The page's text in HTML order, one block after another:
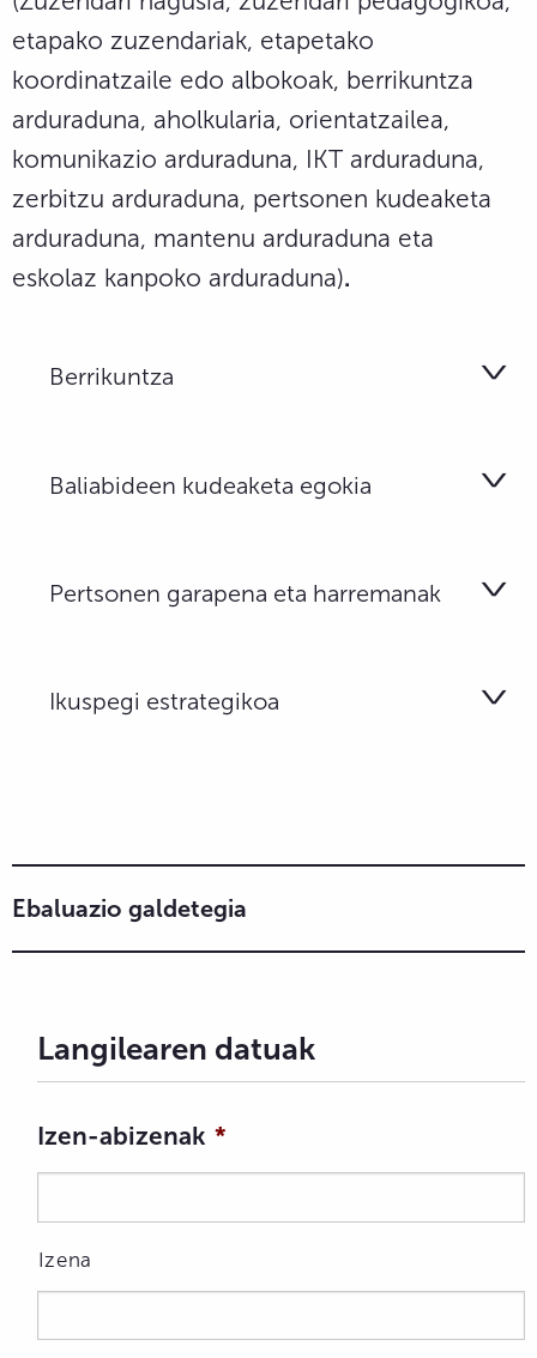
etapako zuzendariak, etapetako
koordinatzaile edo albokoak, berrikuntza
arduraduna, aholkularia, orientatzailea,
komunikazio arduraduna, IKT arduraduna,
zerbitzu arduraduna, pertsonen kudeaketa
arduraduna, mantenu arduraduna eta
eskolaz kanpoko arduraduna).
Berrikuntza
Baliabideen kudeaketa egokia
Pertsonen garapena eta harremanak
Ikuspegi estrategikoa
Ebaluazio galdetegia
Langilearen datuak
Izen-abizenak *
Izena